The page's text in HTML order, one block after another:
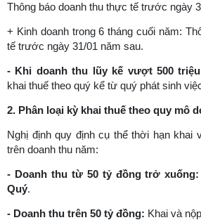
Thông báo doanh thu thực tế trước ngày
+ Kinh doanh trong 6 tháng cuối năm:
tế trước ngày 31/01 năm sau.
- Khi doanh thu lũy kế vượt 500
khai thuế theo quý kể từ quý phát sinh
2. Phân loại kỳ khai thuế theo quy mô
Nghị định quy định cụ thể thời hạn khai
trên doanh thu năm:
- Doanh thu từ 50 tỷ đồng trở xuống:
Quý.
- Doanh thu trên 50 tỷ đồng: Khai và